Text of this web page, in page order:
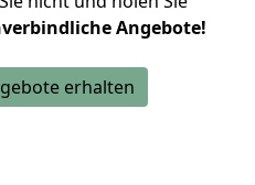
Angebote!
erhalten